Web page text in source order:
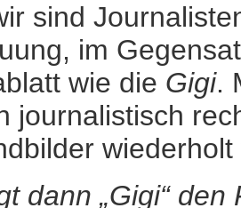
sind
im
wie die Gigi.
journalistisch
dann „Gigi“